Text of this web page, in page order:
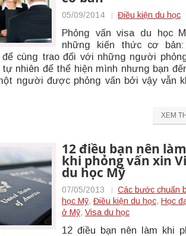
05/09/2014 Điều kiện du học
Phỏng vấn visa du học
những kiến thức cơ bản:
để cùng trao đổi với những người
nhiên để thể hiện mình nhưng bạn
người được phỏng vấn bởi vậy vẫn
XEM
12 điều bạn nên làm
khi phỏng vấn xin
du học Mỹ
07/05/2013
Các bước chuẩn
học Mỹ, Điều kiện du học, Học
ở Mỹ, Visa du học
12 điều bạn nên làm khi